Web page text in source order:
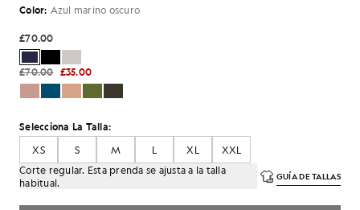
Color: Azul marino oscuro
£70.00
£70.00 £35.00
Selecciona La Talla:
XS
S M L XL
XXL
Corte regular. Esta prenda se ajusta a la talla
habitual.
GUÍA DE TALLAS